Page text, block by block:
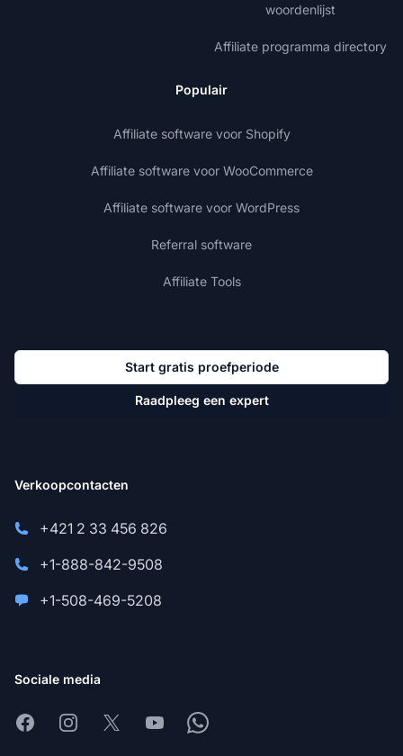
woordenlijst
Affiliate programma directory
Populair
Affiliate software voor Shopify
Affiliate software voor WooCommerce
Affiliate software voor WordPress
Referral software
Affiliate Tools
Start gratis proefperiode
Raadpleeg een expert
Verkoopcontacten
+421 2 33 456 826
+1-888-842-9508
+1-508-469-5208
Sociale media
FacebookInstagram
X YoutubeWhatsapp